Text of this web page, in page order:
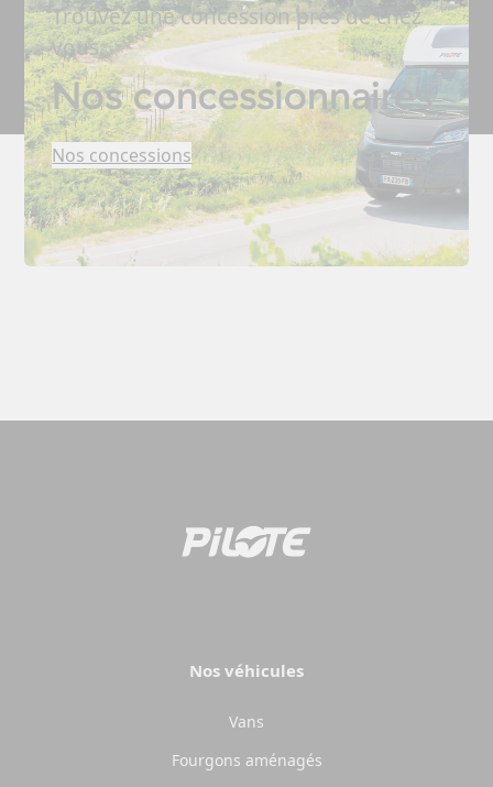
Trouvez une concession près de chez
vous.
Nos concessionnaires
Nos concessions
Nos véhicules
Vans
Fourgons aménagés